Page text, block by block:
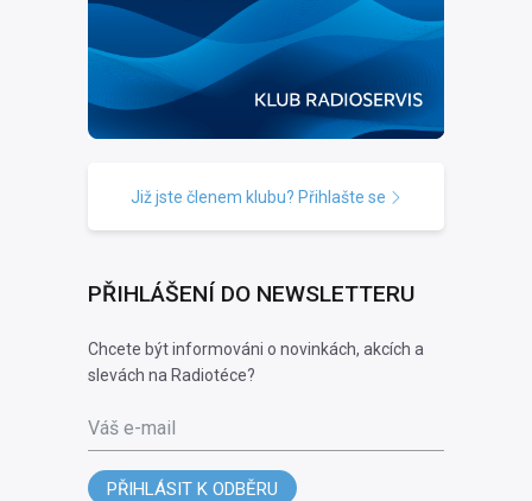
Již jste členem klubu? Přihlašte se
PŘIHLÁŠENÍ DO NEWSLETTERU
Chcete být informováni o novinkách, akcích a
slevách na Radiotéce?
Váš e-mail
PŘIHLÁSIT K ODBĚRU